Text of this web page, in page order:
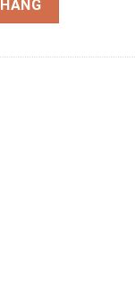
VND.